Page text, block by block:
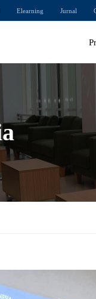
Elearning Jurnal